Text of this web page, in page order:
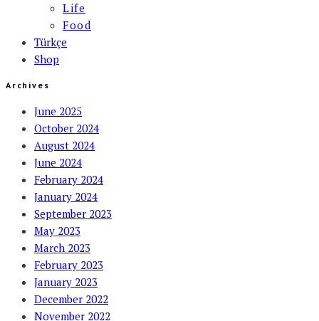
Life
Food
Türkçe
Shop
Archives
June 2025
October 2024
August 2024
June 2024
February 2024
January 2024
September 2023
May 2023
March 2023
February 2023
January 2023
December 2022
November 2022